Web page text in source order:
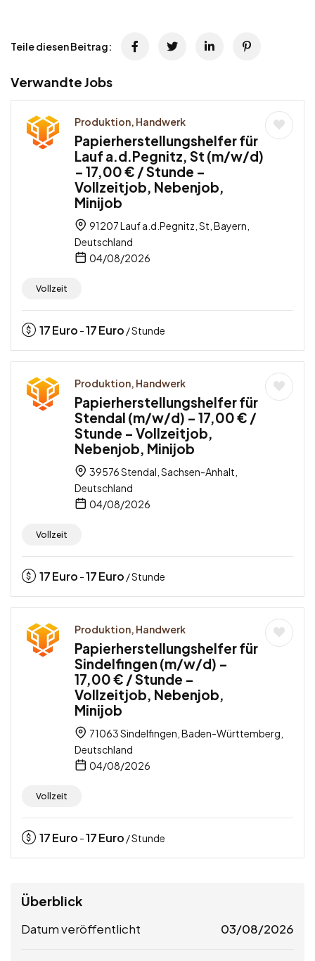
Teile diesen Beitrag:
Verwandte Jobs
Produktion, Handwerk
Papierherstellungshelfer für
Lauf a.d.Pegnitz, St (m/w/d)
– 17,00 € / Stunde –
Vollzeitjob, Nebenjob,
Minijob
91207 Lauf a.d.Pegnitz, St, Bayern,
Deutschland
04/08/2026
Vollzeit
17Euro -17Euro / Stunde
Produktion, Handwerk
Papierherstellungshelfer für
Stendal (m/w/d) – 17,00 € /
Stunde – Vollzeitjob,
Nebenjob, Minijob
39576 Stendal, Sachsen-Anhalt,
Deutschland
04/08/2026
Vollzeit
17Euro -17Euro / Stunde
Produktion, Handwerk
Papierherstellungshelfer für
Sindelfingen (m/w/d) –
17,00 € / Stunde –
Vollzeitjob, Nebenjob,
Minijob
71063 Sindelfingen, Baden-Württemberg,
Deutschland
04/08/2026
Vollzeit
17Euro -17Euro / Stunde
Überblick
Datum veröffentlicht 03/08/2026